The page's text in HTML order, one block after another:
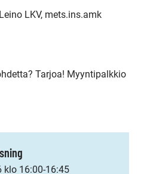
LKV, mets.ins.amk
Tarjoa! Myyntipalkkio
klo 16:00-16:45